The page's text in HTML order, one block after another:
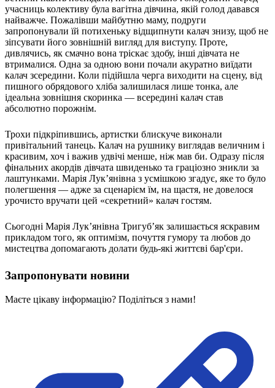
Статут УТОГ
Нормативна база УТОГ
Конвенція ООН
Законодавство
Декларації
Документи ВФГ
Міжнародні документи
учасниць колективу була вагітна дівчина, якій голод давався
найважче. Пожалівши майбутню маму, подруги
запропонували їй потихеньку відщипнути калач знизу, щоб не
зіпсувати його зовнішній вигляд для виступу. Проте,
дивлячись, як смачно вона тріскає здобу, інші дівчата не
втрималися. Одна за одною вони почали акуратно виїдати
калач зсередини. Коли підійшла черга виходити на сцену, від
пишного обрядового хліба залишилася лише тонка, але
ідеальна зовнішня скоринка — всередині калач став
абсолютно порожнім.
Трохи підкріпившись, артистки блискуче виконали
привітальний танець. Калач на рушнику виглядав величним і
красивим, хоч і важив удвічі менше, ніж мав би. Одразу після
фінальних акордів дівчата швиденько та граціозно зникли за
лаштунками. Марія Лук’янівна з усмішкою згадує, яке то було
полегшення — адже за сценарієм їм, на щастя, не довелося
урочисто вручати цей «секретний» калач гостям.
Сьогодні Марія Лук’янівна Тригуб’як залишається яскравим
прикладом того, як оптимізм, почуття гумору та любов до
мистецтва допомагають долати будь-які життєві бар'єри.
Запропонувати новини
Маєте цікаву інформацію? Поділіться з нами!